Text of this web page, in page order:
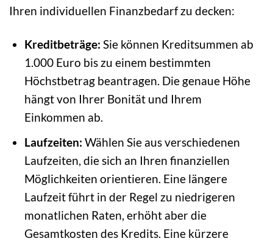
Ihren individuellen Finanzbedarf zu decken:
Kreditbeträge: Sie können Kreditsummen ab
1.000 Euro bis zu einem bestimmten
Höchstbetrag beantragen. Die genaue Höhe
hängt von Ihrer Bonität und Ihrem
Einkommen ab.
Laufzeiten: Wählen Sie aus verschiedenen
Laufzeiten, die sich an Ihren finanziellen
Möglichkeiten orientieren. Eine längere
Laufzeit führt in der Regel zu niedrigeren
monatlichen Raten, erhöht aber die
Gesamtkosten des Kredits. Eine kürzere